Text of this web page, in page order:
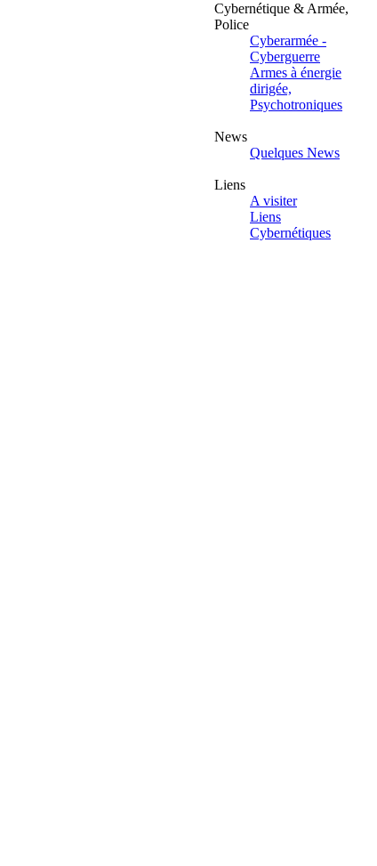
Cybernétique & Armée,
Police
Cyberarmée -
Cyberguerre
Armes à énergie
dirigée,
Psychotroniques
News
Quelques News
Liens
A visiter
Liens
Cybernétiques